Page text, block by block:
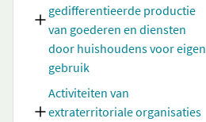
gedifferentieerde productie
van goederen en diensten
door huishoudens voor eigen
gebruik
Activiteiten van
extraterritoriale organisaties